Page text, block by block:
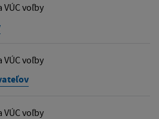
VÚC voľby
VÚC voľby
VÚC voľby